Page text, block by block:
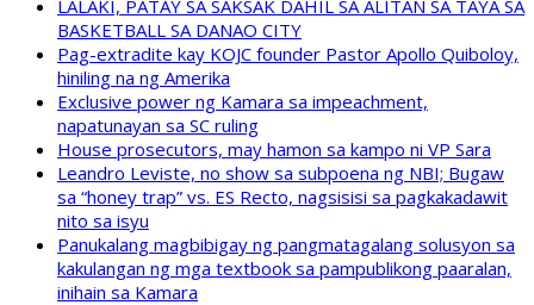
LALAKI, PATAY SA SAKSAK DAHIL SA ALITAN SA TAYA SA
BASKETBALL SA DANAO CITY
Pag-extradite kay KOJC founder Pastor Apollo Quiboloy,
hiniling na ng Amerika
Exclusive power ng Kamara sa impeachment,
napatunayan sa SC ruling
House prosecutors, may hamon sa kampo ni VP Sara
Leandro Leviste, no show sa subpoena ng NBI; Bugaw
sa “honey trap” vs. ES Recto, nagsisisi sa pagkakadawit
nito sa isyu
Panukalang magbibigay ng pangmatagalang solusyon sa
kakulangan ng mga textbook sa pampublikong paaralan,
inihain sa Kamara